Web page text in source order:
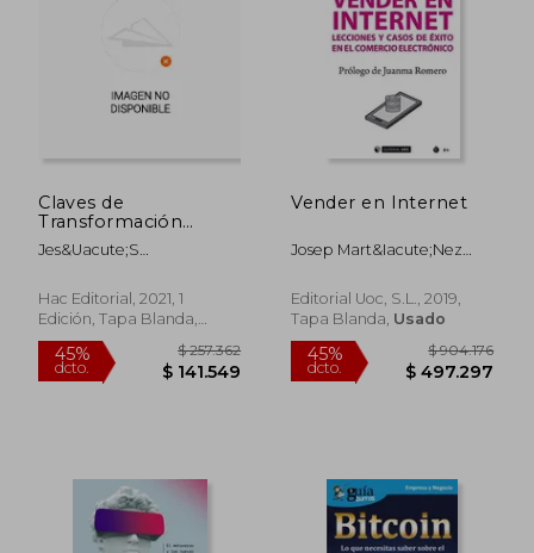
dcto. $ 67.126 dcto.
Claves de
Transformación
Digital: Cómo
Evolucionar y
Digital: 3 (Influyentes)
Jes&Uacute;S
Mar&Iacute;N
Hac Editorial, 2021, 1
Edición, Tapa Blanda,
Nuevo
Vender en Internet
Josep Mart&Iacute;Nez
Editorial Uoc, S.L., 2019,
Tapa Blanda, Usado